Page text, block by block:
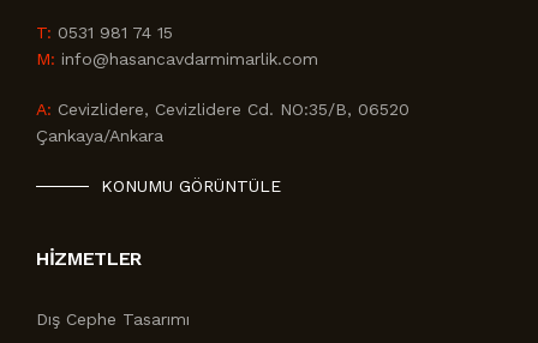
T: 0531 981 74 15
M: info@hasancavdarmimarlik.com
A: Cevizlidere, Cevizlidere Cd. NO:35/B, 06520
Çankaya/Ankara
KONUMU GÖRÜNTÜLE
HIZMETLER
Dış Cephe Tasarımı